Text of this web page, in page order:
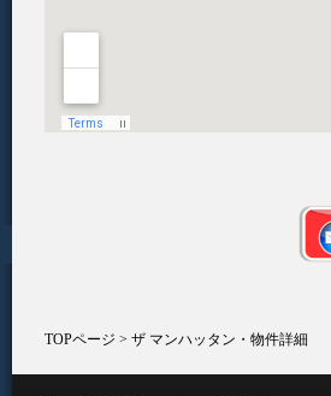
TOPページ > ザ マンハッタン・物件詳細